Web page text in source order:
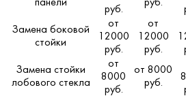
панели
руб.
руб.
Замена боковой
стойки
от
12000
руб.
от
12000
руб.
Замена стойки
лобового стекла
от
8000
руб.
от 8000
руб.